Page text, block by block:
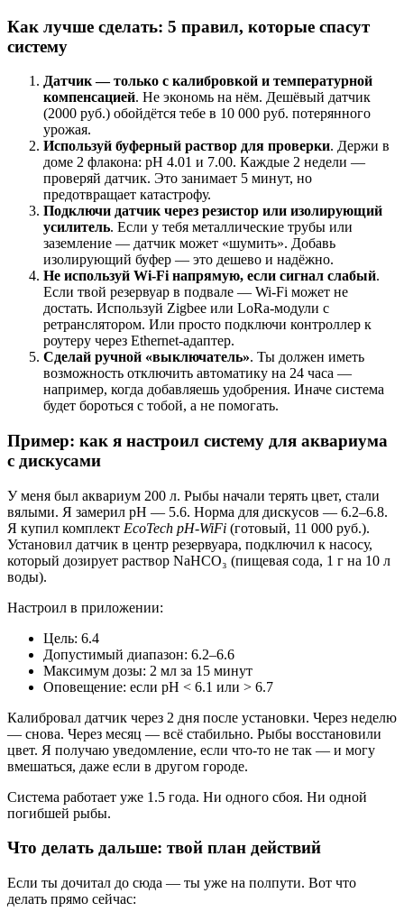
Как лучше сделать: 5 правил, которые спасут
систему
Датчик — только с калибровкой и температурной
компенсацией. Не экономь на нём. Дешёвый датчик
(2000 руб.) обойдётся тебе в 10 000 руб. потерянного
урожая.
Используй буферный раствор для проверки. Держи в
доме 2 флакона: pH 4.01 и 7.00. Каждые 2 недели —
проверяй датчик. Это занимает 5 минут, но
предотвращает катастрофу.
Подключи датчик через резистор или изолирующий
усилитель. Если у тебя металлические трубы или
заземление — датчик может «шумить». Добавь
изолирующий буфер — это дешево и надёжно.
Не используй Wi-Fi напрямую, если сигнал слабый.
Если твой резервуар в подвале — Wi-Fi может не
достать. Используй Zigbee или LoRa-модули с
ретранслятором. Или просто подключи контроллер к
роутеру через Ethernet-адаптер.
Сделай ручной «выключатель». Ты должен иметь
возможность отключить автоматику на 24 часа —
например, когда добавляешь удобрения. Иначе система
будет бороться с тобой, а не помогать.
Пример: как я настроил систему для аквариума
с дискусами
У меня был аквариум 200 л. Рыбы начали терять цвет, стали
вялыми. Я замерил pH — 5.6. Норма для дискусов — 6.2–6.8.
Я купил комплект EcoTech pH-WiFi (готовый, 11 000 руб.).
Установил датчик в центр резервуара, подключил к насосу,
который дозирует раствор NaHCO₃ (пищевая сода, 1 г на 10 л
воды).
Настроил в приложении:
Цель: 6.4
Допустимый диапазон: 6.2–6.6
Максимум дозы: 2 мл за 15 минут
Оповещение: если pH < 6.1 или > 6.7
Калибровал датчик через 2 дня после установки. Через неделю
— снова. Через месяц — всё стабильно. Рыбы восстановили
цвет. Я получаю уведомление, если что-то не так — и могу
вмешаться, даже если в другом городе.
Система работает уже 1.5 года. Ни одного сбоя. Ни одной
погибшей рыбы.
Что делать дальше: твой план действий
Если ты дочитал до сюда — ты уже на полпути. Вот что
делать прямо сейчас: